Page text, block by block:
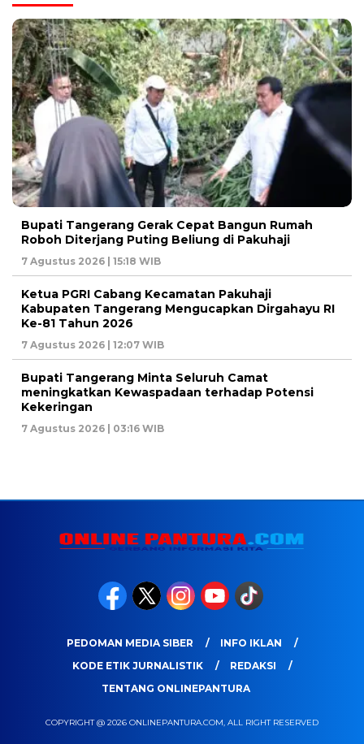
Bupati Tangerang Gerak Cepat Bangun Rumah
Roboh Diterjang Puting Beliung di Pakuhaji
7 Agustus 2026 | 15:18 WIB
Ketua PGRI Cabang Kecamatan Pakuhaji
Kabupaten Tangerang Mengucapkan Dirgahayu RI
Ke-81 Tahun 2026
7 Agustus 2026 | 12:07 WIB
Bupati Tangerang Minta Seluruh Camat
meningkatkan Kewaspadaan terhadap Potensi
Kekeringan
7 Agustus 2026 | 03:16 WIB
PEDOMAN MEDIA SIBER
INFO IKLAN
KODE ETIK JURNALISTIK
REDAKSI
TENTANG ONLINEPANTURA
COPYRIGHT @ 2026 ONLINEPANTURA.COM, ALL RIGHT RESERVED